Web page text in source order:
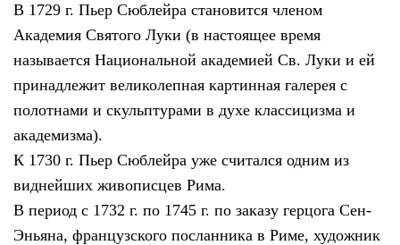
В 1729 г. Пьер Сюблейра становится членом
Академия Святого Луки (в настоящее время
называется Национальной академией Св. Луки и ей
принадлежит великолепная картинная галерея с
полотнами и скульптурами в духе классицизма и
академизма).
К 1730 г. Пьер Сюблейра уже считался одним из
виднейших живописцев Рима.
В период с 1732 г. по 1745 г. по заказу герцога Сен-
Эньяна, французского посланника в Риме, художник